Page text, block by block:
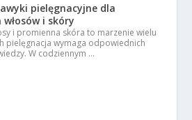
pielęgnacyjne dla
i skóry
i promienna skóra to marzenie wielu
pielęgnacja wymaga odpowiednich
W codziennym …